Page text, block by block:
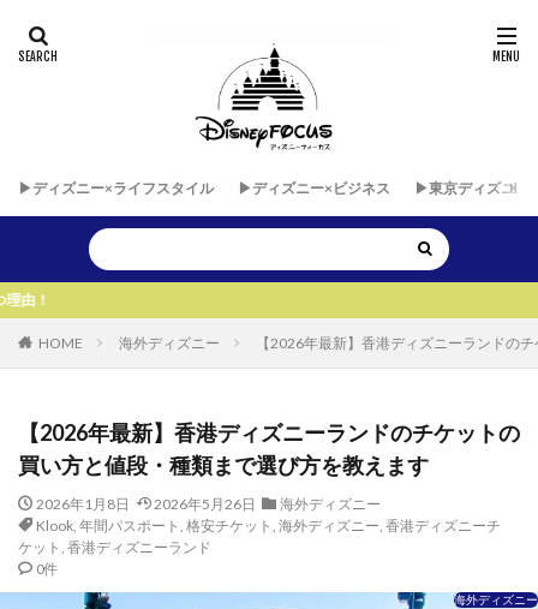
▶︎ディズニー×ライフスタイル ▶︎ディズニー×ビジネス ▶︎東京ディズニー
HOME 海外ディズニー 【2026年最新】香港ディズニーランドの
【2026年最新】香港ディズニーランドのチケットの
買い方と値段・種類まで選び方を教えます
2026年1月8日 2026年5月26日
海外ディズニー
Klook, 年間パスポート , 格安チケット , 海外ディズニー, 香港ディズニーチ
ケット , 香港ディズニーランド
0件
海外ディズニー